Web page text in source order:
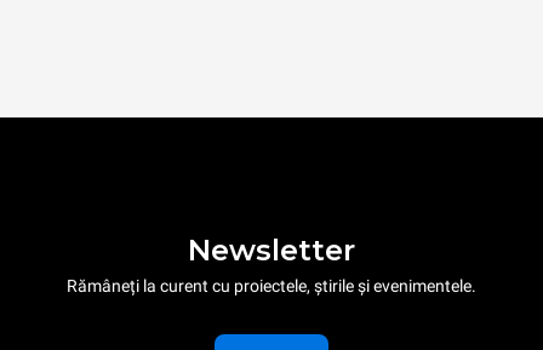
Newsletter
Rămâneți la curent cu proiectele, știrile și evenimentele.